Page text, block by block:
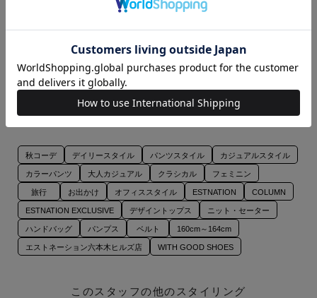
WITH GOOD SHOES / SLENDER
BELT
レッド / F
WITH GOOD SHOES / NANO
レッド / F
¥26,400
秋コーデ デイリースタイル パンツスタイル カジュアルスタイル
カラーパンツ 大人カジュアル クラシカル フェミニン
旅行 お出かけ オフィススタイル ESTNATION COLUMN
ESTNATION EXCLUSIVE デザイントップス ニット・セーター
ハンドバッグ パンプス ベルト 160cm～164cm
エストネーション六本木ヒルズ店 WITH GOOD SHOES
このスタッフの他のスタイリング